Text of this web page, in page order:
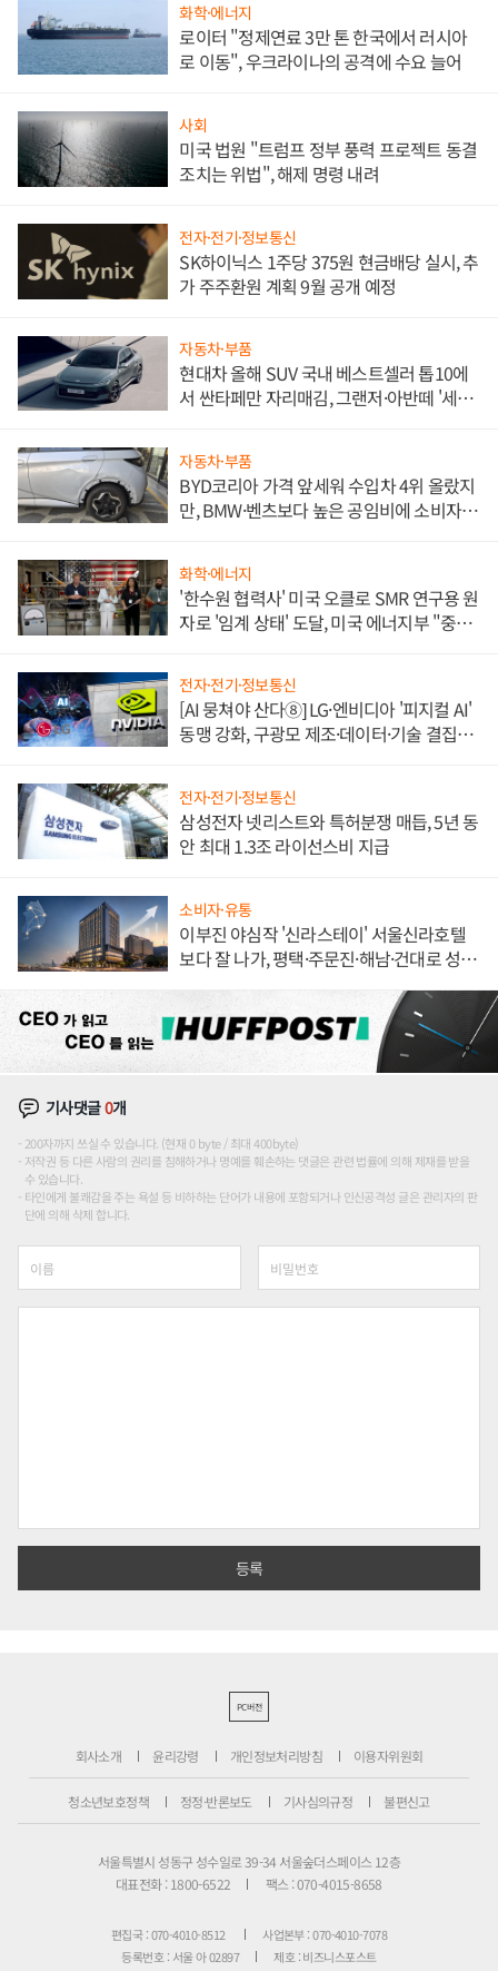
화학·에너지
로이터 "정제연료 3만 톤 한국에서 러시아
로 이동", 우크라이나의 공격에 수요 늘어
사회
미국 법원 "트럼프 정부 풍력 프로젝트 동결
조치는 위법", 해제 명령 내려
전자·전기·정보통신
SK하이닉스 1주당 375원 현금배당 실시, 추
가 주주환원 계획 9월 공개 예정
자동차·부품
현대차 올해 SUV 국내 베스트셀러 톱10에
서 싼타페만 자리매김, 그랜저·아반떼 '세단
자동차·부품
BYD코리아 가격 앞세워 수입차 4위 올랐지
만, BMW·벤츠보다 높은 공임비에 소비자
화학·에너지
'한수원 협력사' 미국 오클로 SMR 연구용 원
자로 '임계 상태' 도달, 미국 에너지부 "중요
전자·전기·정보통신
[AI 뭉쳐야 산다⑧] LG·엔비디아 '피지컬 AI'
동맹 강화, 구광모 제조·데이터·기술 결집
전자·전기·정보통신
삼성전자 넷리스트와 특허분쟁 매듭, 5년 동
안 최대 1.3조 라이선스비 지급
소비자·유통
이부진 야심작 '신라스테이' 서울신라호텔
보다 잘 나가, 평택·주문진·해남·건대로 성
기사댓글0개
200자까지 쓰실 수 있습니다. (현재 0 byte / 최대 400byte)
저작권 등 다른 사람의 권리를 침해하거나 명예를 훼손하는 댓글은 관련 법률에 의해 제재를 받을
수 있습니다.
타인에게 불쾌감을 주는 욕설 등 비하하는 단어가 내용에 포함되거나 인신공격성 글은 관리자의 판
단에 의해 삭제 합니다.
PC버전
회사소개 윤리강령 개인정보처리방침 이용자위원회
청소년보호정책 정정·반론보도 기사심의규정 불편신고
서울특별시 성동구 성수일로 39-34 서울숲더스페이스 12층
대표전화 : 1800-6522
팩스 : 070-4015-8658
편집국 : 070-4010-8512
사업본부 : 070-4010-7078
등록번호 : 서울 아 02897
제호 : 비즈니스포스트